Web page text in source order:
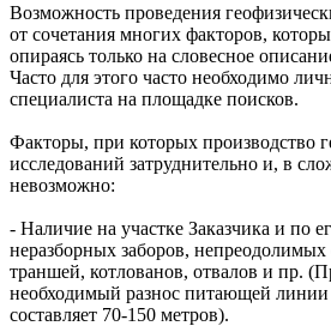
Возможность проведения
от сочетания многих факторов,
опираясь только на словесное
Часто для этого часто необходимо
специалиста на площадке поисков.
Факторы, при которых производство
исследований затруднительно и, в
невозможно:
- Наличие на участке Заказчика и по
неразборных заборов, непреодолимых
траншей, котлованов, отвалов и пр.
необходимый разнос питающей
составляет 70-150 метров).